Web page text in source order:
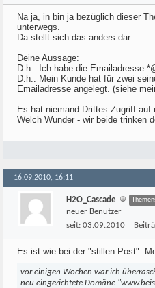
Na ja, in bin ja bezüglich dieser
unterwegs.
Da stellt sich das anders dar.
Deine Aussage:
D.h.: Ich habe die Emailadresse
D.h.: Mein Kunde hat für zwei
Emailadresse angelegt. (siehe
Es hat niemand Drittes Zugriff auf
Welch Wunder - wir beide trinken
16.09.2010, 16:11
H2O_Cascade
neuer Benutzer
seit: 03.09.2010
Es ist wie bei der "stillen Post".
vor einigen Wochen war ich
neu eingerichtete Domäne